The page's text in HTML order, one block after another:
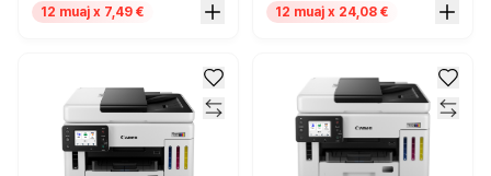
bardhë
12 muaj x 7,49 €
12 muaj x 24,08 €